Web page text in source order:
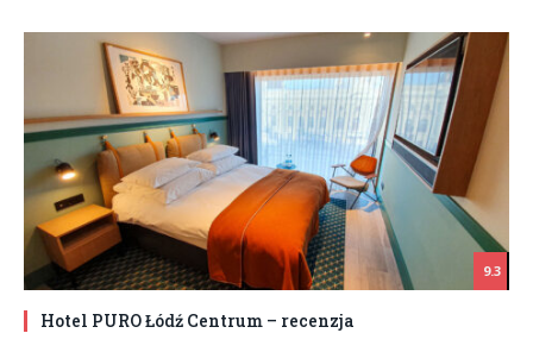
9.3
Hotel PURO Łódź Centrum – recenzja